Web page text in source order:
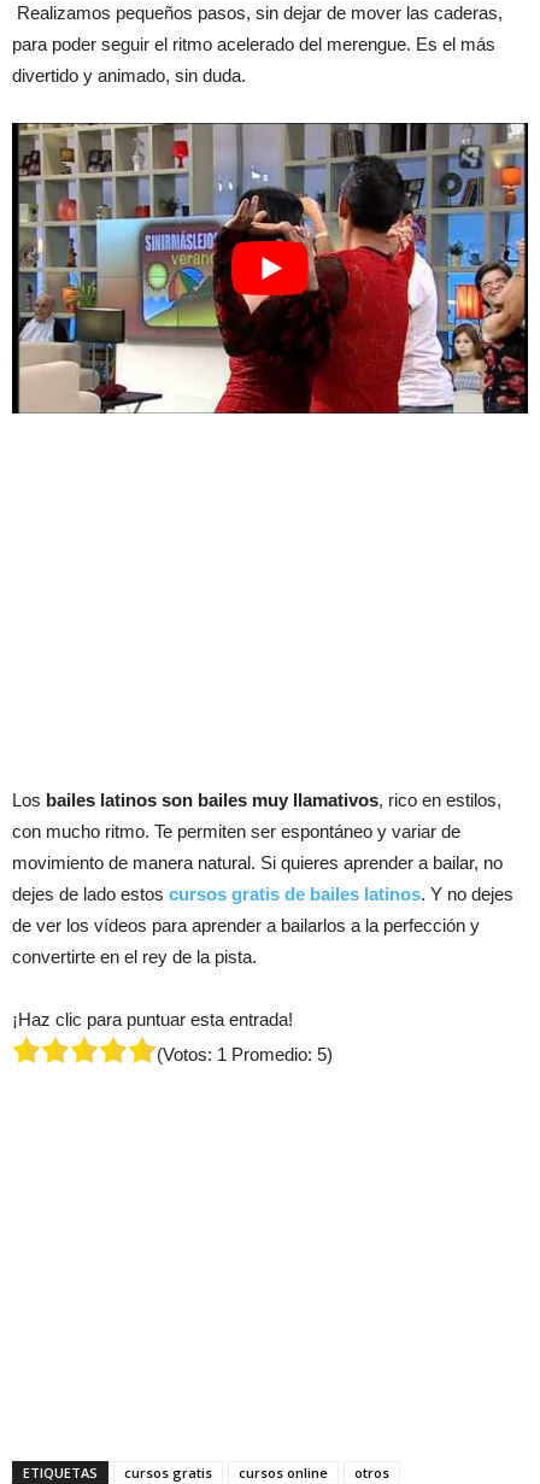
Realizamos pequeños pasos, sin dejar de mover las caderas,
para poder seguir el ritmo acelerado del merengue. Es el más
divertido y animado, sin duda.
Los bailes latinos son bailes muy llamativos, rico en estilos,
con mucho ritmo. Te permiten ser espontáneo y variar de
movimiento de manera natural. Si quieres aprender a bailar, no
dejes de lado estos cursos gratis de bailes latinos. Y no dejes
de ver los vídeos para aprender a bailarlos a la perfección y
convertirte en el rey de la pista.
¡Haz clic para puntuar esta entrada!
(Votos: 1 Promedio: 5)
ETIQUETAS cursos gratis cursos online otros